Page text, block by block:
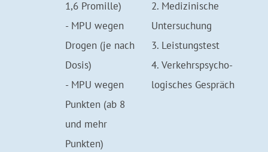
1,6 Promille)
- MPU wegen
Drogen (je nach
Dosis)
- MPU wegen
Punkten (ab 8
und mehr
Punkten)
2. Medizinische
Untersuchung
3. Leistungstest
4. Verkehrs­psycho­
logisches Gespräch